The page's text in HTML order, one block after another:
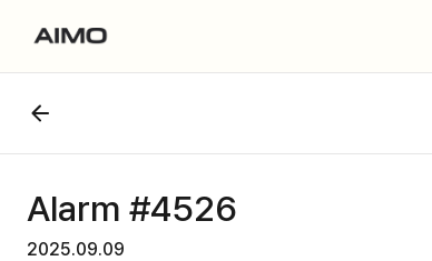
Alarm #4526
2025.09.09